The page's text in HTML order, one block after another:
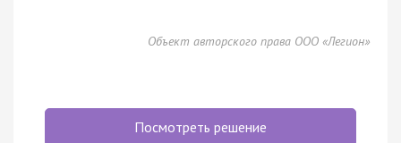
Объект авторского права ООО «Легион»
Посмотреть решение